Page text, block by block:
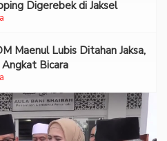
Digerebek di Jaksel
Maenul Lubis Ditahan Jaksa,
Bicara